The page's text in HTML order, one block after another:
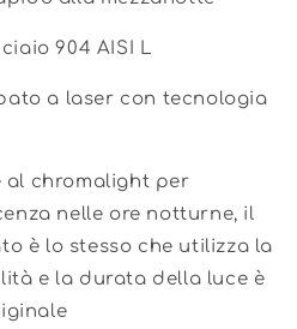
904 AISI L
a laser con tecnologia
chromalight per
nelle ore notturne, il
è lo stesso che utilizza la
e la durata della luce è